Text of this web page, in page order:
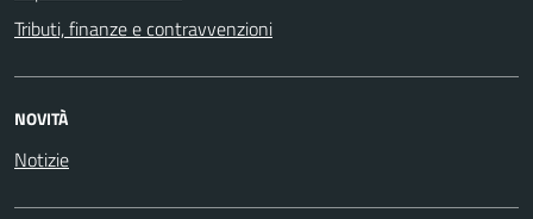
Tributi, finanze e contravvenzioni
NOVITÀ
Notizie